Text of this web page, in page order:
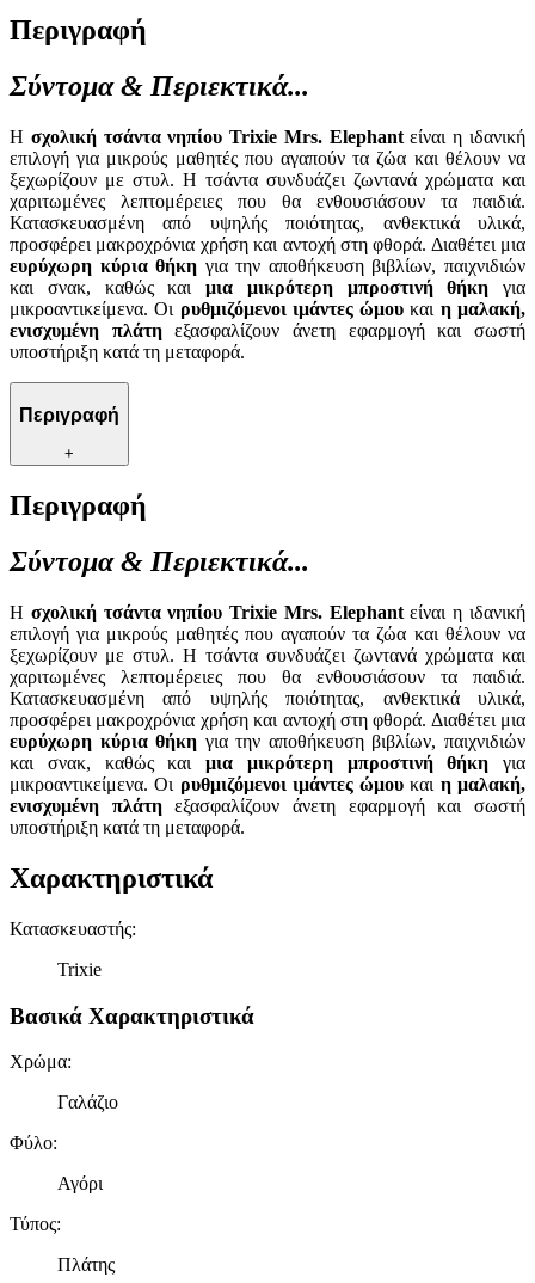
Περιγραφή
Σύντομα & Περιεκτικά...
Η σχολική τσάντα νηπίου Trixie Mrs. Elephantείναι η ιδανική
επιλογή για μικρούς μαθητές που αγαπούν τα ζώα και θέλουν να
ξεχωρίζουν με στυλ. Η τσάντα συνδυάζει ζωντανά χρώματα και
χαριτωμένες λεπτομέρειες που θα ενθουσιάσουν τα παιδιά.
Κατασκευασμένη από υψηλής ποιότητας, ανθεκτικά υλικά,
προσφέρει μακροχρόνια χρήση και αντοχή στη φθορά. Διαθέτει μια
ευρύχωρη κύρια θήκη για την αποθήκευση βιβλίων, παιχνιδιών
και σνακ, καθώς και μια μικρότερη μπροστινή θήκη για
μικροαντικείμενα. Οι ρυθμιζόμενοι ιμάντες ώμου και η μαλακή,
ενισχυμένη πλάτηεξασφαλίζουν άνετη εφαρμογή και σωστή
υποστήριξη κατά τη μεταφορά.
Περιγραφή
+
Περιγραφή
Σύντομα & Περιεκτικά...
Η σχολική τσάντα νηπίου Trixie Mrs. Elephantείναι η ιδανική
επιλογή για μικρούς μαθητές που αγαπούν τα ζώα και θέλουν να
ξεχωρίζουν με στυλ. Η τσάντα συνδυάζει ζωντανά χρώματα και
χαριτωμένες λεπτομέρειες που θα ενθουσιάσουν τα παιδιά.
Κατασκευασμένη από υψηλής ποιότητας, ανθεκτικά υλικά,
προσφέρει μακροχρόνια χρήση και αντοχή στη φθορά. Διαθέτει μια
ευρύχωρη κύρια θήκη για την αποθήκευση βιβλίων, παιχνιδιών
και σνακ, καθώς και μια μικρότερη μπροστινή θήκη για
μικροαντικείμενα. Οι ρυθμιζόμενοι ιμάντες ώμου και η μαλακή,
ενισχυμένη πλάτηεξασφαλίζουν άνετη εφαρμογή και σωστή
υποστήριξη κατά τη μεταφορά.
Χαρακτηριστικά
Κατασκευαστής:
Trixie
Βασικά Χαρακτηριστικά
Χρώμα:
Γαλάζιο
Φύλο:
Αγόρι
Τύπος:
Πλάτης